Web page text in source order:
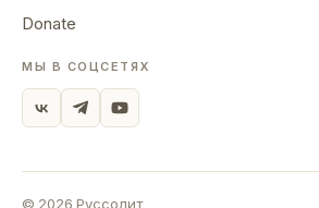
Donate
МЫ В СОЦСЕТЯХ
© 2026 Руссолит